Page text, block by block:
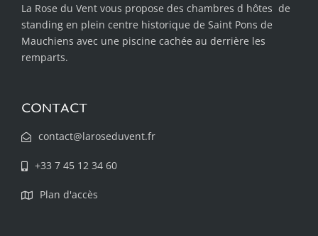
La Rose du Vent vous propose des chambres d hôtes de
standing en plein centre historique de Saint Pons de
Mauchiens avec une piscine cachée au derrière les
remparts.
CONTACT
contact@laroseduvent.fr
+33 7 45 12 34 60
Plan d'accès